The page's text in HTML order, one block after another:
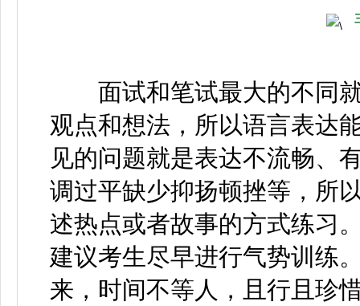
面试和笔试最大的不同就
观点和想法，所以语言表达
见的问题就是表达不流畅、
调过平缺少抑扬顿挫等，所
述热点或者故事的方式练习
建议考生尽早进行气势训练
来，时间不等人，且行且珍